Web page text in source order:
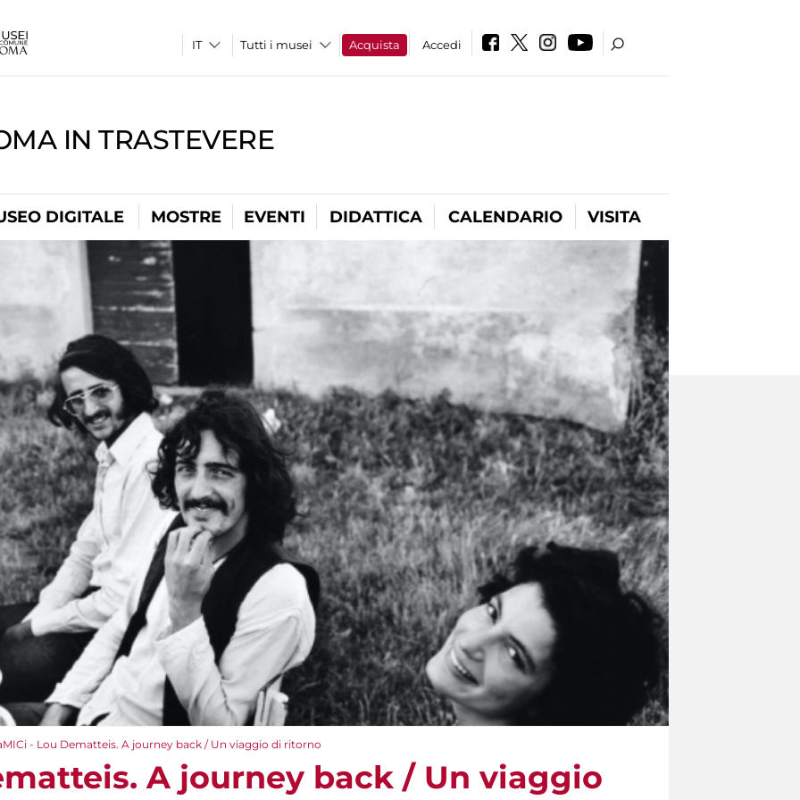
Tutti i musei Acquista Accedi
IN TRASTEVERE
DIGITALE MOSTRE EVENTI DIDATTICA CALENDARIO VISITA
- Lou Dematteis. A journey back / Un viaggio di ritorno
A journey back / Un viaggio